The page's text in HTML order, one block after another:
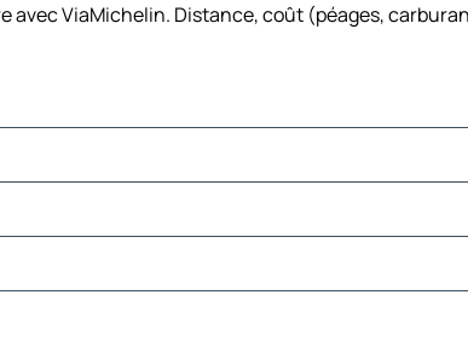
ViaMichelin. Distance, coût (péages,